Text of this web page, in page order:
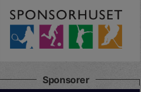
Sponsorer